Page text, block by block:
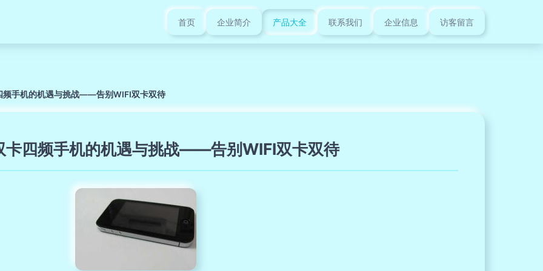
首页 企业简介 产品大全 联系我们 企业信息 访客留言
频手机的机遇与挑战——告别WIFI双卡双待
卡四频手机的机遇与挑战——告别WIFI双卡双待